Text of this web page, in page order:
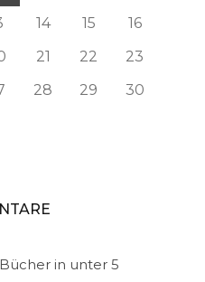
14 15
16
21 22
23
28 29
30
in unter 5